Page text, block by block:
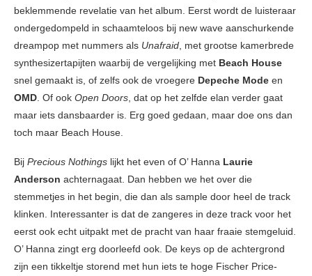
beklemmende revelatie van het album. Eerst wordt de luisteraar
ondergedompeld in schaamteloos bij new wave aanschurkende
dreampop met nummers als Unafraid, met grootse kamerbrede
synthesizertapijten waarbij de vergelijking met Beach House
snel gemaakt is, of zelfs ook de vroegere Depeche Mode en
OMD. Of ook Open Doors, dat op het zelfde elan verder gaat
maar iets dansbaarder is. Erg goed gedaan, maar doe ons dan
toch maar Beach House.
Bij Precious Nothings lijkt het even of O’ Hanna Laurie
Anderson achternagaat. Dan hebben we het over die
stemmetjes in het begin, die dan als sample door heel de track
klinken. Interessanter is dat de zangeres in deze track voor het
eerst ook echt uitpakt met de pracht van haar fraaie stemgeluid.
O’ Hanna zingt erg doorleefd ook. De keys op de achtergrond
zijn een tikkeltje storend met hun iets te hoge Fischer Price-